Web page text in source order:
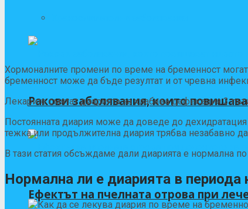
Ракови заболявания, които
Ефектът на пчелната отрова при
Хормоналните промени по време на бременност
бременност може да бъде резултат и от чревна
Лекарите смятат диарията за хлабава дефекация 3
Постоянната диария може да доведе до
тежка или продължителна диария трябва незабавно
В тази статия обсъждаме дали диарията е нормална
Нормална ли е диарията в периода